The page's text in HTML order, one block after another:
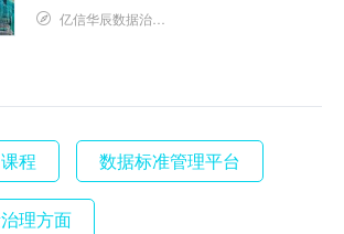
亿信华辰数据治理研究院
程 数据标准管理平台
理方面